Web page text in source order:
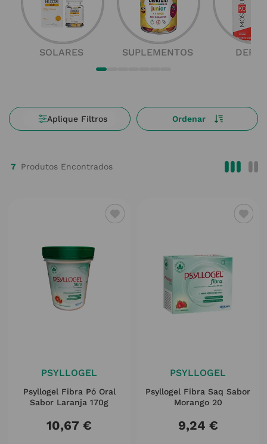
SOLARES SUPLEMENTOS
7
PSYLLOGEL
Psyllogel Fibra Pó Oral
Sabor Laranja 170g
10,67 €
PSYLLOGEL
Psyllogel Fibra Saq Sabor
Morango 20
9,24 €